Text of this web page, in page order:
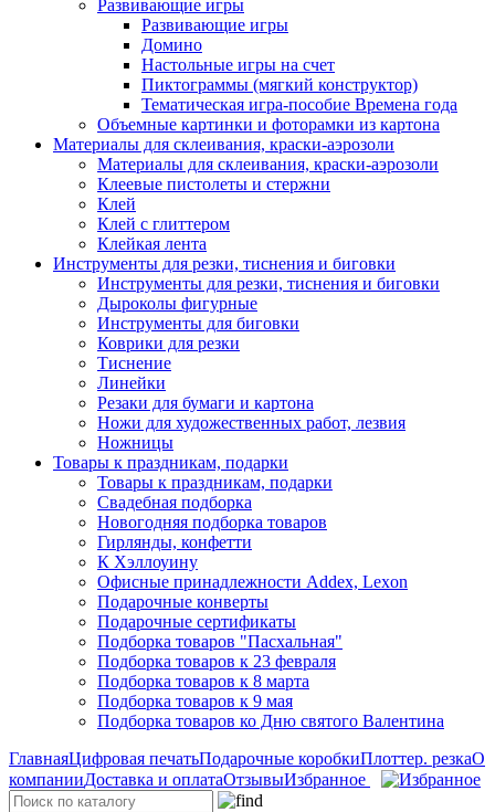
Развивающие игры
Развивающие игры
Домино
Настольные игры на счет
Пиктограммы (мягкий конструктор)
Тематическая игра-пособие Времена года
Объемные картинки и фоторамки из картона
Материалы для склеивания, краски-аэрозоли
Материалы для склеивания, краски-аэрозоли
Клеевые пистолеты и стержни
Клей
Клей с глиттером
Клейкая лента
Инструменты для резки, тиснения и биговки
Инструменты для резки, тиснения и биговки
Дыроколы фигурные
Инструменты для биговки
Коврики для резки
Тиснение
Линейки
Резаки для бумаги и картона
Ножи для художественных работ, лезвия
Ножницы
Товары к праздникам, подарки
Товары к праздникам, подарки
Свадебная подборка
Новогодняя подборка товаров
Гирлянды, конфетти
К Хэллоуину
Офисные принадлежности Addex, Lexon
Подарочные конверты
Подарочные сертификаты
Подборка товаров "Пасхальная"
Подборка товаров к 23 февраля
Подборка товаров к 8 марта
Подборка товаров к 9 мая
Подборка товаров ко Дню святого Валентина
ГлавнаяЦифровая печатьПодарочные коробкиПлоттер. резкаО
компанииДоставка и оплатаОтзывыИзбранное